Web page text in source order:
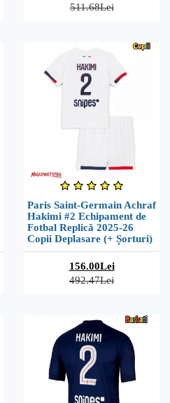
511.68Lei
Paris Saint-Germain Achraf
Hakimi #2 Echipament de
Fotbal Replică 2025-26
Copii Deplasare (+ Șorturi)
156.00Lei
492.47Lei